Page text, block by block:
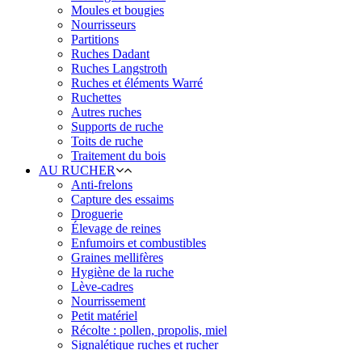
Moules et bougies
Nourrisseurs
Partitions
Ruches Dadant
Ruches Langstroth
Ruches et éléments Warré
Ruchettes
Autres ruches
Supports de ruche
Toits de ruche
Traitement du bois
AU RUCHER
Anti-frelons
Capture des essaims
Droguerie
Élevage de reines
Enfumoirs et combustibles
Graines mellifères
Hygiène de la ruche
Lève-cadres
Nourrissement
Petit matériel
Récolte : pollen, propolis, miel
Signalétique ruches et rucher